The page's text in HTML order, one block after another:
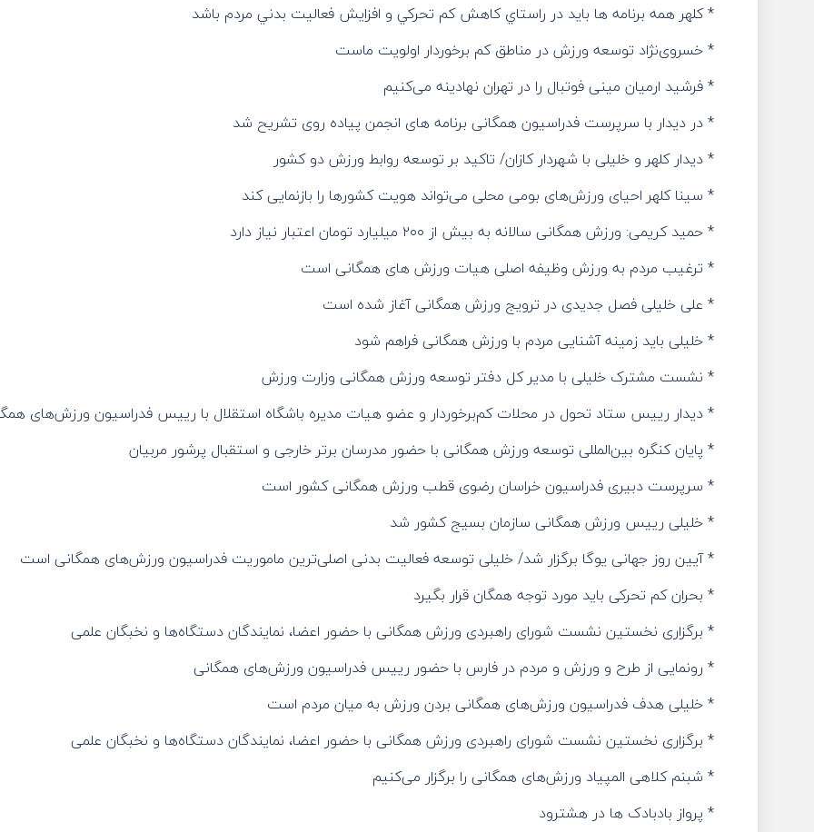
* كلهر همه برنامه ها بايد در راستاي كاهش كم تحركي و افزايش فعاليت بدني مردم باشد
* خسروی‌نژاد توسعه ورزش در مناطق کم برخوردار اولویت ماست
* فرشید ارمیان مینی فوتبال را در تهران نهادینه می‌کنیم
* در دیدار با سرپرست فدراسیون همگانی برنامه های انجمن پیاده روی تشریح شد
* دیدار کلهر و خلیلی با شهردار کازان/ تاکید بر توسعه روابط ورزش دو کشور
* سینا کلهر احیای ورزش‌های بومی محلی می‌تواند هویت کشورها را بازنمایی کند
* حمید کریمی: ورزش همگانی سالانه به بیش از ۲۰۰ میلیارد تومان اعتبار نیاز دارد
* ترغیب مردم به ورزش وظیفه اصلی هیات ورزش های همگانی است
* علی خلیلی فصل جدیدی در ترویج ورزش همگانی آغاز شده است
* خلیلی باید زمینه آشنایی مردم با ورزش همگانی فراهم شود
* نشست مشترک خلیلی با مدیر کل دفتر توسعه ورزش همگانی وزارت ورزش
* دیدار رییس ستاد تحول در محلات کم‌برخوردار و عضو هیات مدیره باشگاه استقلال با رییس فدراسیون ورزش‌های
* پایان کنگره بین‌المللی توسعه ورزش همگانی با حضور مدرسان برتر خارجی و استقبال پرشور مربیان
* سرپرست دبیری فدراسیون خراسان رضوی قطب ورزش همگانی کشور است
* خلیلی رییس ورزش همگانی سازمان بسیج کشور شد
* آیین روز جهانی یوگا برگزار شد/ خلیلی توسعه فعالیت بدنی اصلی‌ترین ماموریت فدراسیون ورزش‌های همگانی است
* بحران کم تحرکی باید مورد توجه همگان قرار بگیرد
* برگزاری نخستین نشست شورای راهبردی ورزش همگانی با حضور اعضا، نمایندگان دستگاه‌ها و نخبگان علمی
* رونمایی از طرح و ورزش و مردم در فارس با حضور رییس فدراسیون ورزش‌های همگانی
* خلیلی هدف فدراسیون ورزش‌های همگانی بردن ورزش به میان مردم است
* برگزاری نخستین نشست شورای راهبردی ورزش همگانی با حضور اعضا، نمایندگان دستگاه‌ها و نخبگان علمی
* شبنم کلاهی المپیاد ورزش‌های همگانی را برگزار می‌کنیم
* پرواز بادبادک ها در هشترود